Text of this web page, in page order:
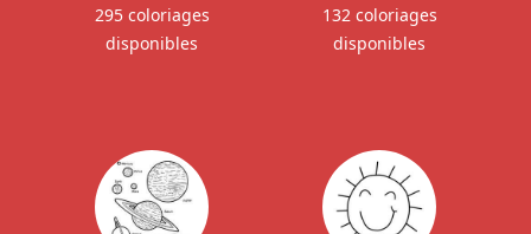
295 coloriages
disponibles
132 coloriages
disponibles